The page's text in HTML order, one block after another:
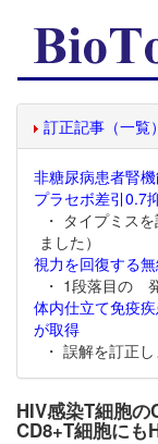
訂正記事（一覧）
非糖尿病患者腎
プラセボ差引0.7
・ タイプミス
ました）
視力を回復する
・ 1段落目の
体内仕立て免疫
が取得
・ 誤解を訂正
HIV感染T細胞の
CD8+T細胞にも